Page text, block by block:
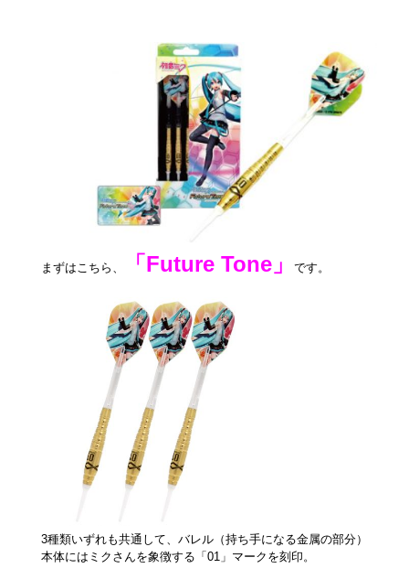
まずはこちら、 「Future Tone」 です。
3種類いずれも共通して、バレル（持ち手になる金属の部分）
本体にはミクさんを象徴する「01」マークを刻印。